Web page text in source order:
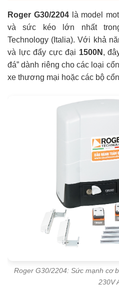
Roger G30/2204là model
và sức kéo lớn nhất
Technology (Italia). Với khả
và lực đẩy cực đại 1500N ,
đá” dành riêng cho các loại
xe thương mại hoặc các bộ
Roger G30/2204: Sức mạnh cơ
230V